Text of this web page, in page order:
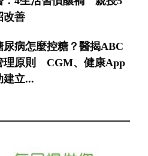
改善
尿病怎麼控糖？醫揭ABC
理原則 CGM、健康App
建立...